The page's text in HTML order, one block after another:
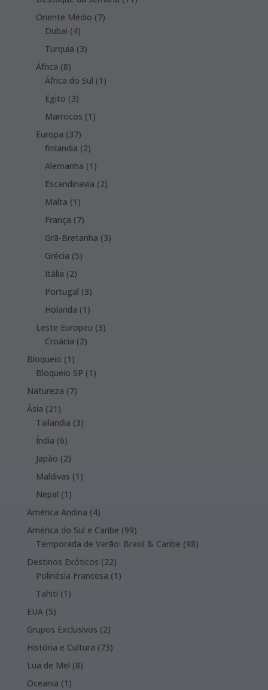
Oriente Médio 77
Dubai 44
products
Turquia 33
África 88
products
África do Sul 1 1
Egito 33
products
Marrocos 1 1
Europa 3737
products
finlandia 22
products
Alemanha 1 1
product
Escandinavia 22
Malta 1 1
product
França 77
products
Grã-Bretanha 33
Grécia 55
Itália 22
products
Portugal 33
products
Holanda 1 1
product
Leste Europeu 33
Croácia 22
Bloqueio 1 1
product
Bloqueio SP 1 1
Natureza 77
Ásia 21 21
products
Tailandia 33
Índia 66
products
Japão 22
products
Maldivas 1 1
Nepal 1 1
product
América Andina 44
products
América do Sul e Caribe 9999
products
Temporada de Verão: Brasil & Caribe 9898
Destinos Exóticos 2222
products
Polinésia Francesa 1 1
Tahiti 1 1
EUA 55
products
Grupos Exclusivos 22
products
História e Cultura 7373
Lua de Mel 88
Oceania 1 1